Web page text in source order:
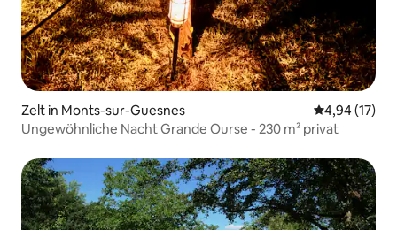
Zelt in Monts-sur-Guesnes
4,94 (17)
Ungewöhnliche Nacht Grande Ourse - 230 m² privat